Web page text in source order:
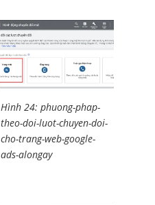
Hình 24: phuong-phap-
theo-doi-luot-chuyen-doi-
cho-trang-web-google-
ads-alongay